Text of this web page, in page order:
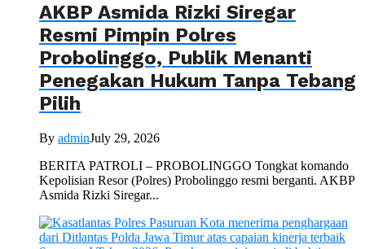
AKBP Asmida Rizki Siregar
Resmi Pimpin Polres
Probolinggo, Publik Menanti
Penegakan Hukum Tanpa Tebang
Pilih
By adminJuly 29, 2026
BERITA PATROLI – PROBOLINGGO Tongkat komando
Kepolisian Resor (Polres) Probolinggo resmi berganti. AKBP
Asmida Rizki Siregar...